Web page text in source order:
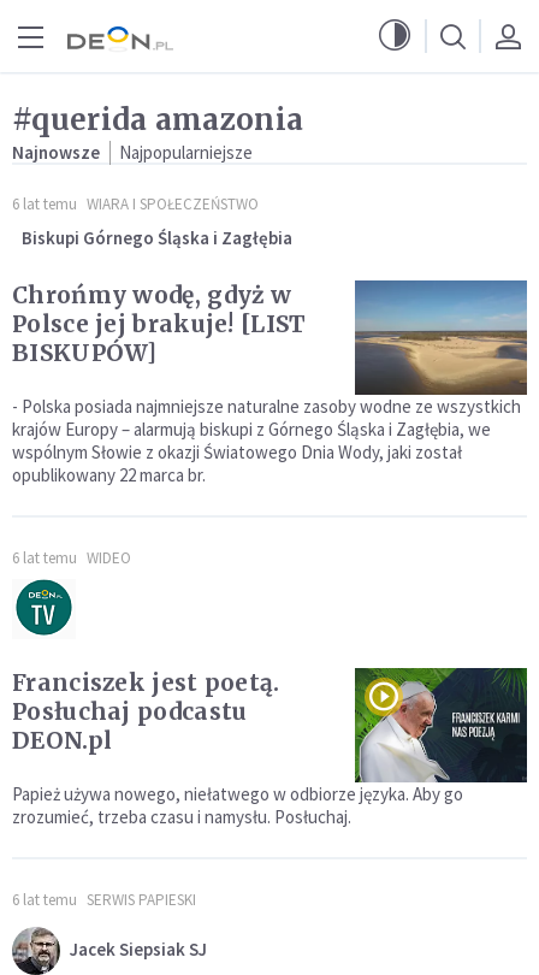
#querida amazonia
Najnowsze Najpopularniejsze
6 lat temu WIARA I SPOŁECZEŃSTWO
Biskupi Górnego Śląska i Zagłębia
Chrońmy wodę, gdyż w
Polsce jej brakuje! [LIST
BISKUPÓW]
- Polska posiada najmniejsze naturalne zasoby wodne ze wszystkich
krajów Europy – alarmują biskupi z Górnego Śląska i Zagłębia, we
wspólnym Słowie z okazji Światowego Dnia Wody, jaki został
opublikowany 22 marca br.
6 lat temu WIDEO
Franciszek jest poetą.
Posłuchaj podcastu
DEON.pl
Papież używa nowego, niełatwego w odbiorze języka. Aby go
zrozumieć, trzeba czasu i namysłu. Posłuchaj.
6 lat temu SERWIS PAPIESKI
Jacek Siepsiak SJ